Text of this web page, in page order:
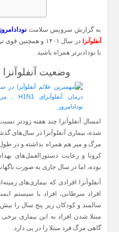
به گزارش سرویس سلامت نودادامروز
آنفلوآنزا در سال ۱۴۰۱ و همچنین قوی ترین راه درمان
با نودادبرتر همراه باشید.
وضعیت آنفلوآنزا در
امسال آنفلوآنزا چند هفته زودتر
شده، بیماری آنفلوآنزا در سال‌های
مرگ و میر هم همراه بداشته و در
کرونا و رعایت دستورالعمل‌های
بوده، اما در سال‌ جاری به صورت
آنفلوآنزا افرادی که بیماری‌های
افراد سرطانی، افراد با سیستم
سالمند و کودکان زیر پنج سال را
مبتلا شدن افراد به این بیماری
گاهی مرگ فرد مبتلا را در پی دارد.